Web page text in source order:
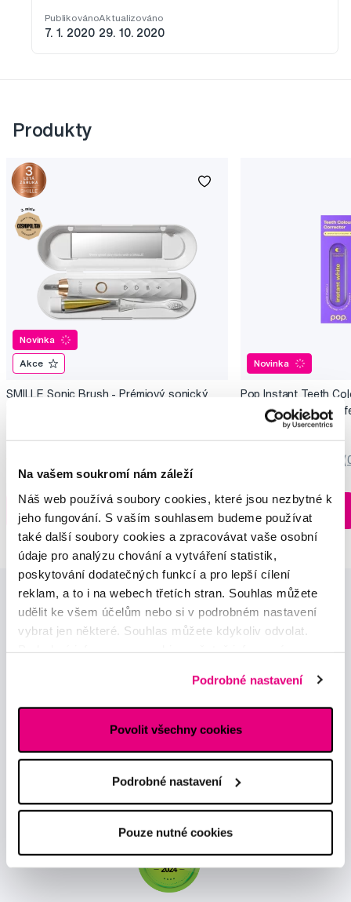
Na vašem soukromí nám záleží
Náš web používá soubory cookies, které jsou nezbytné k
jeho fungování. S vaším souhlasem budeme používat
také další soubory cookies a zpracovávat vaše osobní
údaje pro analýzu chování a vytváření statistik,
poskytování dodatečných funkcí a pro lepší cílení
reklam, a to i na webech třetích stran. Souhlas můžete
udělit ke všem účelům nebo si v podrobném nastavení
vybrat jen některé. Souhlas můžete kdykoliv odvolat.
Podrobné nastavení
Povolit všechny cookies
Podrobné nastavení
Pouze nutné cookies
Publikováno
7. 1. 2020
Aktualizováno
29. 10. 2020
Produkty
Novinka
Akce
SMILLE Sonic Brush - Prémiový sonický
Skladem > 5 ks
13 prodejnách
Novinka
Pop Instant Teeth
pro okamžitý bělicí
259 Kč
Chci dostávat informace o novinkách a akčních nabídkách
a souhlasím sezpracováním osobních údajůpro tyto účely.